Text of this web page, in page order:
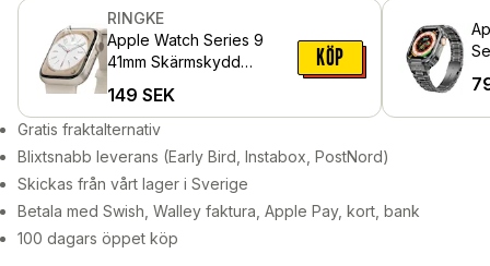
RINGKE
Apple Watch Series 9
41mm Skärmskydd
pack)
149 SEK
KÖP
Gratis fraktalternativ
Blixtsnabb leverans (Early Bird, Instabox, PostNord)
Skickas från vårt lager i Sverige
Betala med Swish, Walley faktura, Apple Pay, kort, bank
100 dagars öppet köp